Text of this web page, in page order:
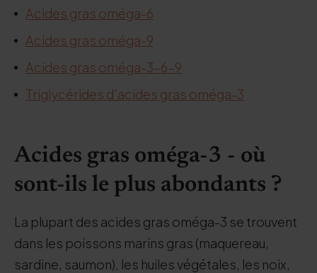
Acides gras oméga-6
Acides gras oméga-9
Acides gras oméga-3-6-9
Triglycérides d'acides gras oméga-3
Acides gras oméga-3 - où
sont-ils le plus abondants ?
La plupart des acides gras oméga-3 se trouvent
dans les poissons marins gras (maquereau,
sardine, saumon), les huiles végétales, les noix,